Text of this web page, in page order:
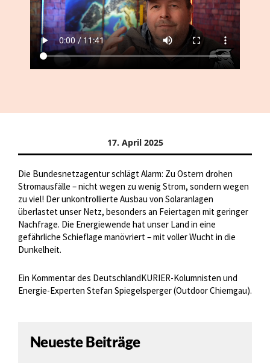
17. April 2025
Die Bundesnetzagentur schlägt Alarm: Zu Ostern drohen
Stromausfälle – nicht wegen zu wenig Strom, sondern wegen
zu viel! Der unkontrollierte Ausbau von Solaranlagen
überlastet unser Netz, besonders an Feiertagen mit geringer
Nachfrage. Die Energiewende hat unser Land in eine
gefährliche Schieflage manövriert – mit voller Wucht in die
Dunkelheit.
Ein Kommentar des DeutschlandKURIER-Kolumnisten und
Energie-Experten Stefan Spiegelsperger (Outdoor Chiemgau).
Neueste Beiträge